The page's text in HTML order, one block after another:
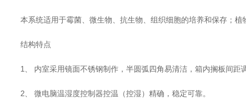
本系统适用于霉菌、微生物、抗生物、组织细胞的培养和保存；
结构特点
1、 内室采用镜面不锈钢制作，半圆弧四角易清洁，箱内搁板间距调
2、 微电脑温湿度控制器控温（控湿）精确，稳定可靠。